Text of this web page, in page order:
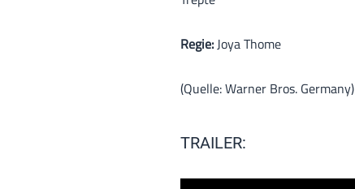
Regie:Joya Thome
(Quelle: Warner Bros. Germany)
TRAILER: